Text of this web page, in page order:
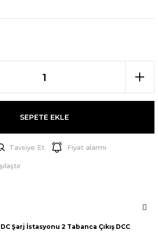
SEPETE EKLE
Tavsiye Et Fiyat alarmı
Şarj İstasyonu 2 Tabanca Çıkış DCC